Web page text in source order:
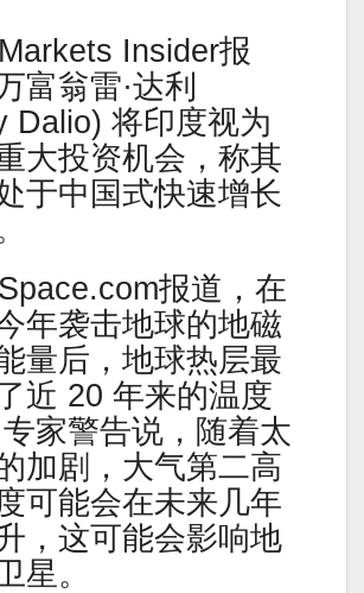
Insider报
富翁雷·达利
Dalio) 将印度视为
大投资机会，称其
于中国式快速增长
报道，在
年袭击地球的地磁
量后，地球热层最
近 20 年来的温度
家警告说，随着太
加剧，大气第二高
可能会在未来几年
，这可能会影响地
星。